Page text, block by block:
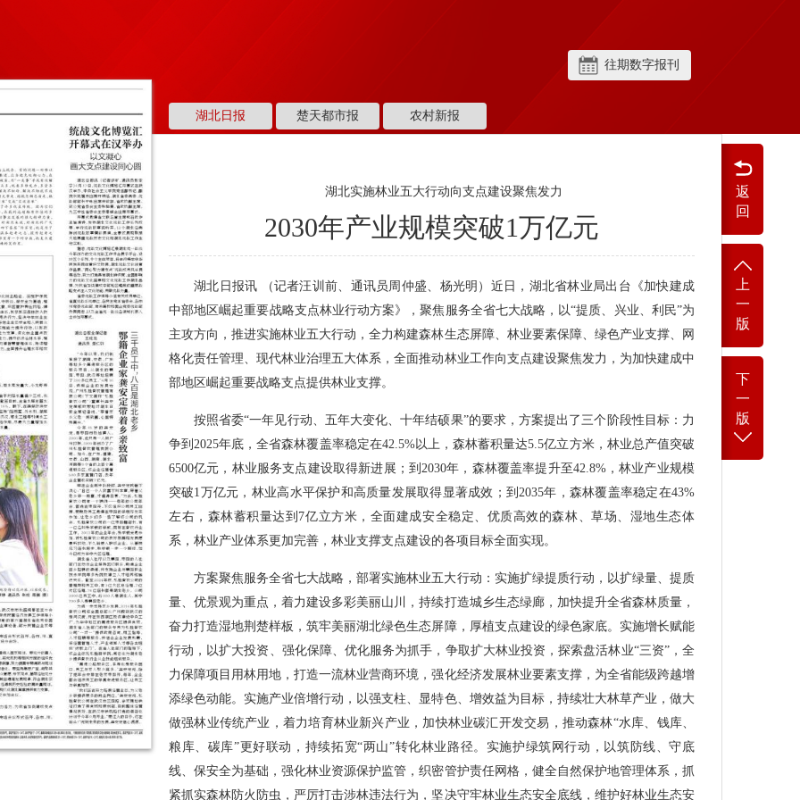
往期数字报刊
返
回
上
一
版
下
一
版
湖北日报 楚天都市报 农村新报
湖北实施林业五大行动向支点建设聚焦发力
2030年产业规模突破1万亿元
湖北日报讯 （记者汪训前、通讯员周仲盛、杨光明）近日，湖北省林业局出台《加快建成
中部地区崛起重要战略支点林业行动方案》，聚焦服务全省七大战略，以“提质、兴业、利民”为
主攻方向，推进实施林业五大行动，全力构建森林生态屏障、林业要素保障、绿色产业支撑、网
格化责任管理、现代林业治理五大体系，全面推动林业工作向支点建设聚焦发力，为加快建成中
部地区崛起重要战略支点提供林业支撑。
按照省委“一年见行动、五年大变化、十年结硕果”的要求，方案提出了三个阶段性目标：力
争到2025年底，全省森林覆盖率稳定在42.5%以上，森林蓄积量达5.5亿立方米，林业总产值突破
6500亿元，林业服务支点建设取得新进展；到2030年，森林覆盖率提升至42.8%，林业产业规模
突破1万亿元，林业高水平保护和高质量发展取得显著成效；到2035年，森林覆盖率稳定在43%
左右，森林蓄积量达到7亿立方米，全面建成安全稳定、优质高效的森林、草场、湿地生态体
系，林业产业体系更加完善，林业支撑支点建设的各项目标全面实现。
方案聚焦服务全省七大战略，部署实施林业五大行动：实施扩绿提质行动，以扩绿量、提质
量、优景观为重点，着力建设多彩美丽山川，持续打造城乡生态绿廊，加快提升全省森林质量，
奋力打造湿地荆楚样板，筑牢美丽湖北绿色生态屏障，厚植支点建设的绿色家底。实施增长赋能
行动，以扩大投资、强化保障、优化服务为抓手，争取扩大林业投资，探索盘活林业“三资”，全
力保障项目用林用地，打造一流林业营商环境，强化经济发展林业要素支撑，为全省能级跨越增
添绿色动能。实施产业倍增行动，以强支柱、显特色、增效益为目标，持续壮大林草产业，做大
做强林业传统产业，着力培育林业新兴产业，加快林业碳汇开发交易，推动森林“水库、钱库、
粮库、碳库”更好联动，持续拓宽“两山”转化林业路径。实施护绿筑网行动，以筑防线、守底
线、保安全为基础，强化林业资源保护监管，织密管护责任网格，健全自然保护地管理体系，抓
紧抓实森林防火防虫，严厉打击涉林违法行为，坚决守牢林业生态安全底线，维护好林业生态安